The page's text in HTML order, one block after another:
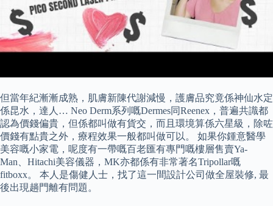
但當年紀漸漸成熟，肌膚新陳代謝減慢，護膚品究竟係神仙水定
係昆水，達人… Neo Derm系列嘅Dermes同Reenex，普遍共識都
認為價錢偏貴，但係都叫做有貨交，而且環境算係六星級，除咗
價錢有點貴之外，療程效果一般都叫做可以。 如果你鍾意醫學
美容嘅小家電，呢度有一帶嘅百老匯有專門嘅樓層售賣Ya-
Man、Hitachi美容儀器，MK亦都係有非常著名Tripollar嘅
fitboxx。 本人是傷健人士，找了這一間設計公司做全屋裝修, 最
後出現趟門離有問題。